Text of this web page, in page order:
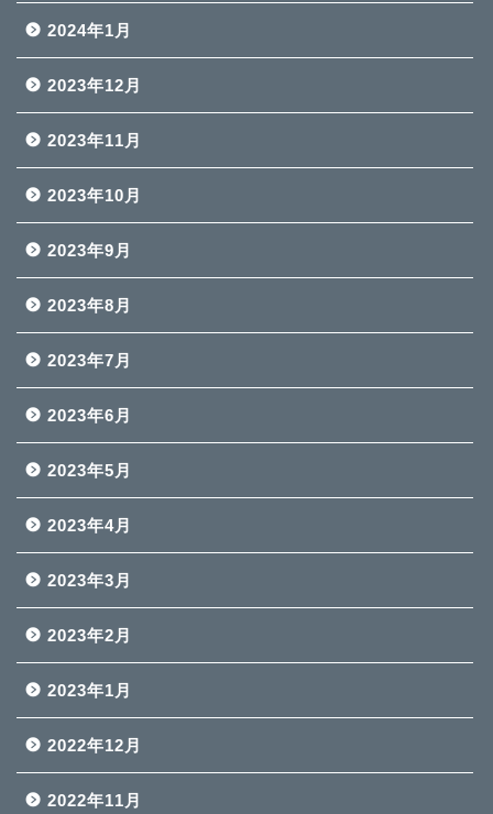
2024年1月
2023年12月
2023年11月
2023年10月
2023年9月
2023年8月
2023年7月
2023年6月
2023年5月
2023年4月
2023年3月
2023年2月
2023年1月
2022年12月
2022年11月